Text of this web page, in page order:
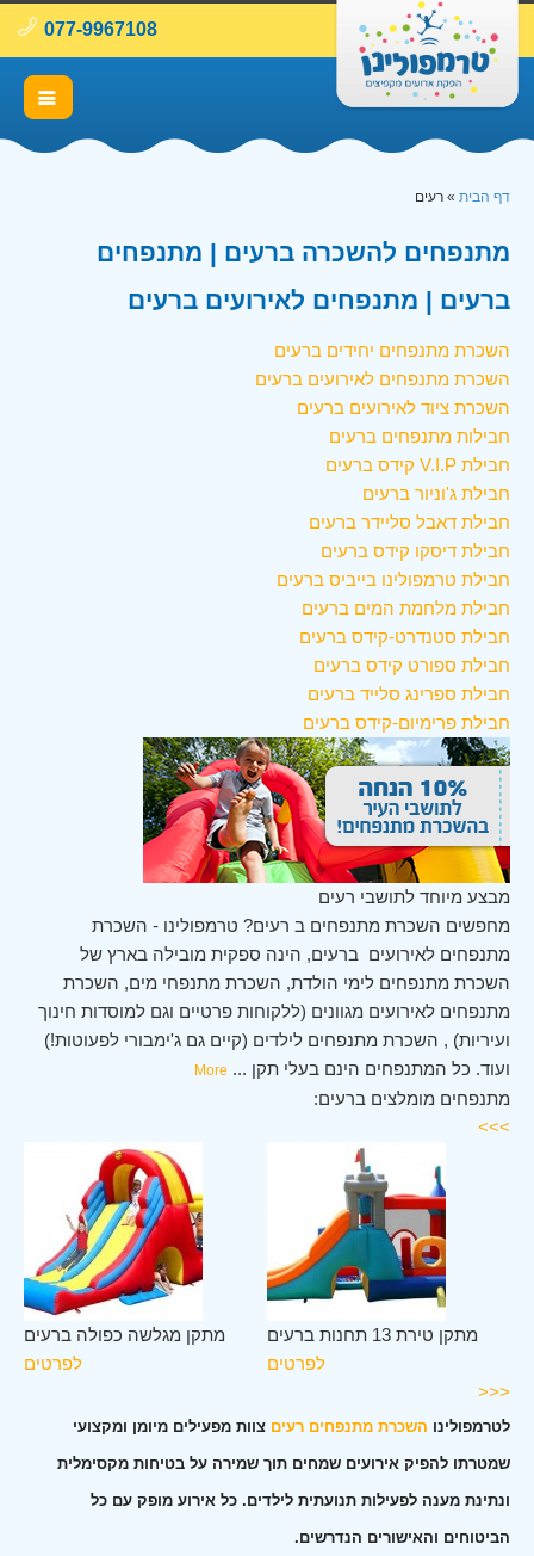
077-9967108
דף הבית » רעים
מתנפחים להשכרה ברעים | מתנפחים
ברעים | מתנפחים לאירועים ברעים
השכרת מתנפחים יחידים ברעים
השכרת מתנפחים לאירועים ברעים
השכרת ציוד לאירועים ברעים
חבילות מתנפחים ברעים
חבילת V.I.P קידס ברעים
חבילת ג'וניור ברעים
חבילת דאבל סליידר ברעים
חבילת דיסקו קידס ברעים
חבילת טרמפולינו בייביס ברעים
חבילת מלחמת המים ברעים
חבילת סטנדרט-קידס ברעים
חבילת ספורט קידס ברעים
חבילת ספרינג סלייד ברעים
חבילת פרימיום-קידס ברעים
מבצע מיוחד לתושבי רעים
מחפשים השכרת מתנפחים ב רעים? טרמפולינו - השכרת
מתנפחים לאירועים ברעים, הינה ספקית מובילה בארץ של
השכרת מתנפחים לימי הולדת, השכרת מתנפחי מים, השכרת
מתנפחים לאירועים מגוונים (ללקוחות פרטיים וגם למוסדות חינוך
ועיריות) , השכרת מתנפחים לילדים (קיים גם ג'ימבורי לפעוטות!)
ועוד. כל המתנפחים הינם בעלי תקן ...
More
מתנפחים מומלצים ברעים:
>>>
מתקן מגלשה כפולה ברעים
לפרטים
מתקן טירת 13 תחנות ברעים
לפרטים
<<<
לטרמפולינו השכרת מתנפחים רעים צוות מפעילים מיומן ומקצועי
שמטרתו להפיק אירועים שמחים תוך שמירה על בטיחות מקסימלית
ונתינת מענה לפעילות תנועתית לילדים. כל אירוע מופק עם כל
הביטוחים והאישורים הנדרשים.